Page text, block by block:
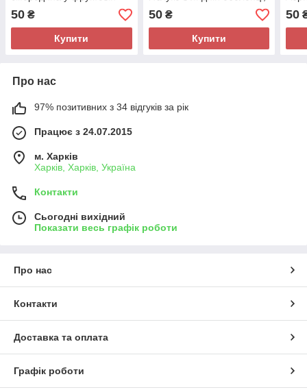
50 ₴
Купити
50₴
Купити
50
Про нас
97% позитивних з 34 відгуків за рік
Працює з 24.07.2015
м. Харків
Харків, Харків, Україна
Контакти
Сьогодні вихідний
Показати весь графік роботи
Про нас
Контакти
Доставка та оплата
Графік роботи